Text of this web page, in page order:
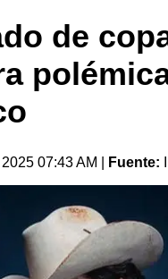
de
07:43 AM | Fuente: